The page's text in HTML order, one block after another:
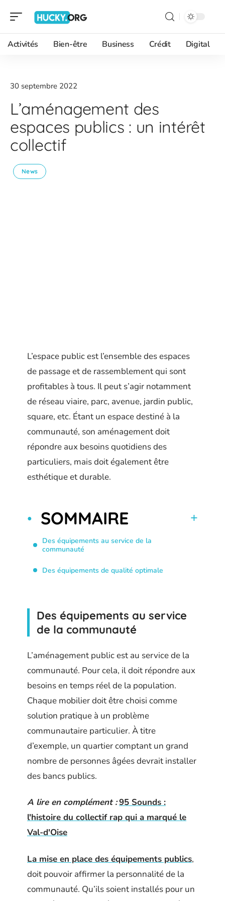
Activités Bien-être Business Crédit Digital
30 septembre 2022
L’aménagement des
espaces publics : un intérêt
collectif
News
L’espace public est l’ensemble des espaces
de passage et de rassemblement qui sont
profitables à tous. Il peut s’agir notamment
de réseau viaire, parc, avenue, jardin public,
square, etc. Étant un espace destiné à la
communauté, son aménagement doit
répondre aux besoins quotidiens des
particuliers, mais doit également être
esthétique et durable.
SOMMAIRE
Des équipements au service de la
communauté
Des équipements de qualité optimale
Des équipements au service
de la communauté
L’aménagement public est au service de la
communauté. Pour cela, il doit répondre aux
besoins en temps réel de la population.
Chaque mobilier doit être choisi comme
solution pratique à un problème
communautaire particulier. À titre
d’exemple, un quartier comptant un grand
nombre de personnes âgées devrait installer
des bancs publics.
A lire en complément :95 Sounds :
l'histoire du collectif rap qui a marqué le
Val-d'Oise
La mise en place des équipements publics,
doit pouvoir affirmer la personnalité de la
communauté. Qu’ils soient installés pour un